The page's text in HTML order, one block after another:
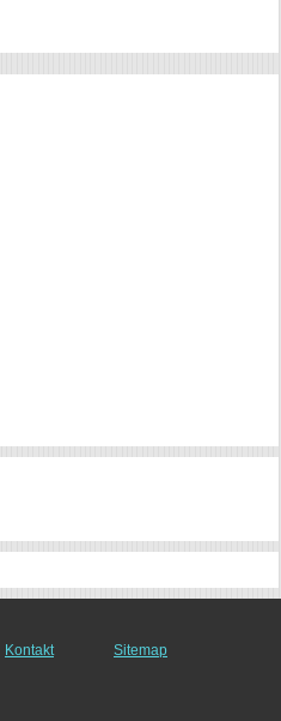
Kontakt
Sitemap